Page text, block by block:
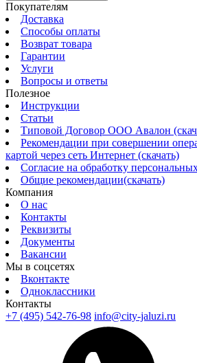
Покупателям
Доставка
Способы оплаты
Возврат товара
Гарантии
Услуги
Вопросы и ответы
Полезное
Инструкции
Статьи
Типовой Договор ООО Авалон
Рекомендации при совершении
картой через сеть Интернет (скачать)
Согласие на обработку
Общие рекомендации(скачать)
Компания
О нас
Контакты
Реквизиты
Документы
Вакансии
Мы в соцсетях
Вконтакте
Одноклассники
Контакты
+7 (495) 542-76-98 info@city-jaluzi.ru